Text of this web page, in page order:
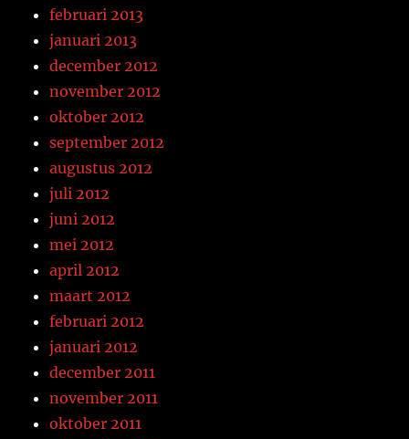
februari 2013
januari 2013
december 2012
november 2012
oktober 2012
september 2012
augustus 2012
juli 2012
juni 2012
mei 2012
april 2012
maart 2012
februari 2012
januari 2012
december 2011
november 2011
oktober 2011